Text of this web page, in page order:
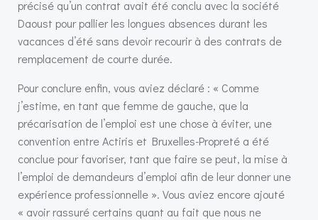
précisé qu’un contrat avait été conclu avec la société
Daoust pour pallier les longues absences durant les
vacances d’été sans devoir recourir à des contrats de
remplacement de courte durée.
Pour conclure enfin, vous aviez déclaré : « Comme
j’estime, en tant que femme de gauche, que la
précarisation de l’emploi est une chose à éviter, une
convention entre Actiris et Bruxelles-Propreté a été
conclue pour favoriser, tant que faire se peut, la mise à
l’emploi de demandeurs d’emploi afin de leur donner une
expérience professionnelle ». Vous aviez encore ajouté
« avoir rassuré certains quant au fait que nous ne